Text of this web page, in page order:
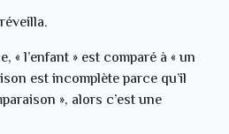
.
« l’enfant » est comparé à « un
est incomplète parce qu’il
», alors c’est une